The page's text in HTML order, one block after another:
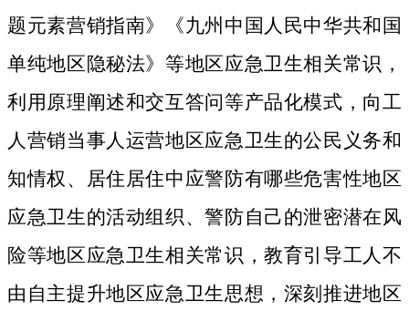
题元素营销指南》《九州中国人民中华共和国
单纯地区隐秘法》等地区应急卫生相关常识，
利用原理阐述和交互答问等产品化模式，向工
人营销当事人运营地区应急卫生的公民义务和
知情权、居住居住中应警防有哪些危害性地区
应急卫生的活动组织、警防自己的泄密潜在风
险等地区应急卫生相关常识，教育引导工人不
由自主提升地区应急卫生思想，深刻推进地区